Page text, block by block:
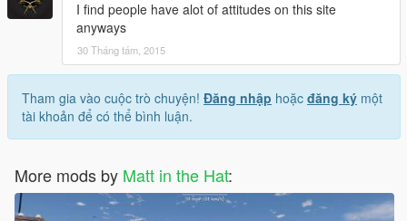
I find people have alot of attitudes on this site
anyways
30 Tháng tám, 2015
Tham gia vào cuộc trò chuyện! Đăng nhập hoặc đăng ký một
tài khoản để có thể bình luận.
More mods by Matt in the Hat: